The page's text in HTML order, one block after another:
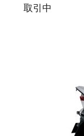
取引中